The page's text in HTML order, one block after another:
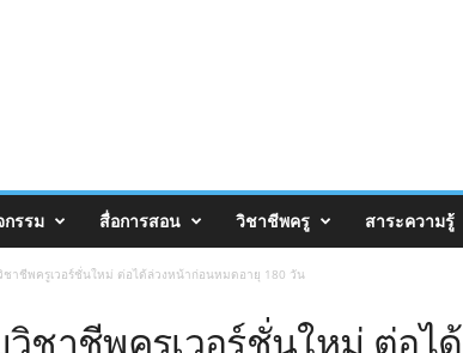
กรรม สื่อการสอน วิชาชีพครู สาระความรู้
ชาชีพครูเวอร์ชั่นใหม่ ต่อได้ล่วงหน้าก่อนหมดอายุ 180 วัน
ชาชีพครูเวอร์ชั่นใหม่ ต่อได้